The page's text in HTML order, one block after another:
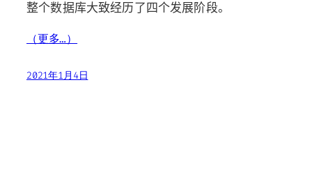
整个数据库大致经历了四个发展阶段。
（更多…）
2021年1月4日